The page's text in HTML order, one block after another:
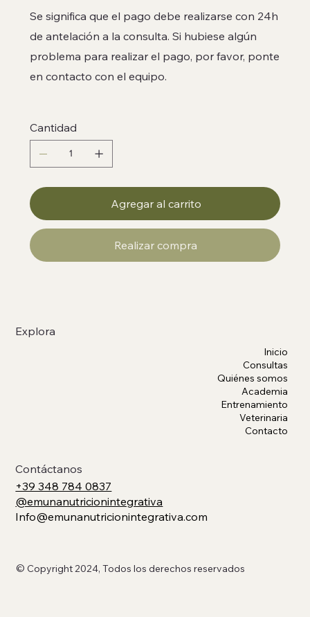
Se significa que el pago debe realizarse con 24h
de antelación a la consulta. Si hubiese algún
problema para realizar el pago, por favor, ponte
en contacto con el equipo.
Cantidad
Agregar al carrito
Realizar compra
Explora
Inicio
Consultas
Quiénes somos
Academia
Entrenamiento
Veterinaria
Contacto
Contáctanos
+39 348 784 0837
@emunanutricionintegrativa
Info@emunanutricionintegrativa.com
© Copyright 2024, Todos los derechos reservados